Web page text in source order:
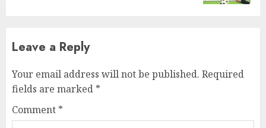
Leave a Reply
Your email address will not be published. Required
fields are marked *
Comment *